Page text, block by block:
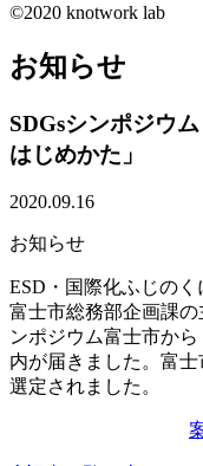
©2020 knotwork lab
お知らせ
SDGsシンポジウ
はじめかた」
2020.09.16
お知らせ
ESD・国際化ふじのく
富士市総務部企画課
ンポジウム富士市か
内が届きました。富士
選定されました。